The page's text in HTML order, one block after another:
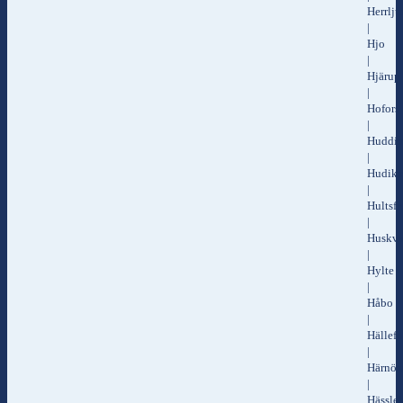
|
Hjo
|
Hjärup
|
Hofors
|
|
|
|
|
Hylte
|
Håbo
|
|
|